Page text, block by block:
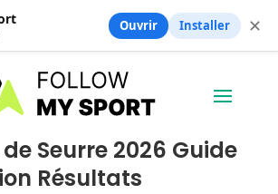
Seurre 2026 Guide
Résultats
Ouvrir Installer ✕